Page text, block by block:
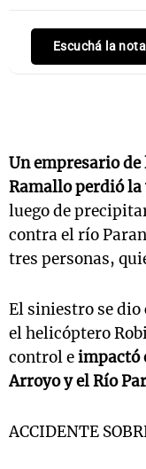
Escuchá la nota
Un empresario
Ramallo perdió la
luego de
contra el río
tres personas,
El siniestro se dio
el helicóptero
control eimpactó
Arroyo y el Río
ACCIDENTE